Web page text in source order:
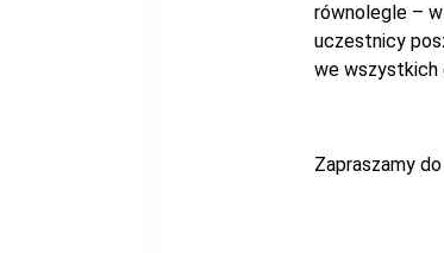
równolegle –
uczestnicy
we wszystkich
Zapraszamy